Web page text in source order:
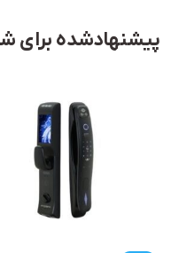
پیشنهادشده برای